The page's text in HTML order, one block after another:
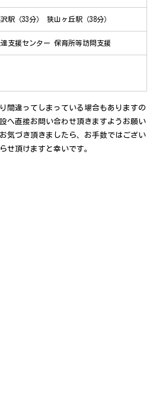
駅（33分） 狭山ヶ丘駅（38分）
支援センター 保育所等訪問支援
間違ってしまっている場合もありますの
へ直接お問い合わせ頂きますようお願い
気づき頂きましたら、お手数ではござい
せ頂けますと幸いです。